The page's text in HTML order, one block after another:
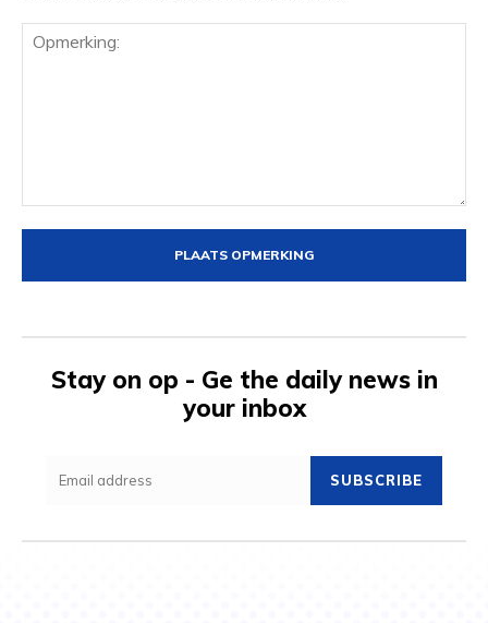
Stay on op - Ge the daily news in
your inbox
SUBSCRIBE